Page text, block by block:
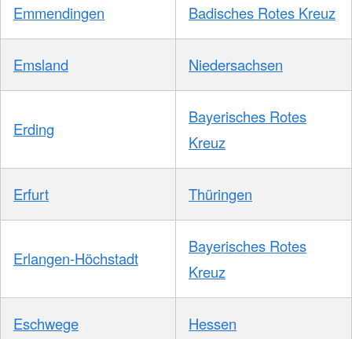
Emmendingen Badisches Rotes Kreuz
Emsland Niedersachsen
Erding
Bayerisches Rotes
Kreuz
Erfurt Thüringen
Erlangen-Höchstadt
Bayerisches Rotes
Kreuz
Eschwege Hessen